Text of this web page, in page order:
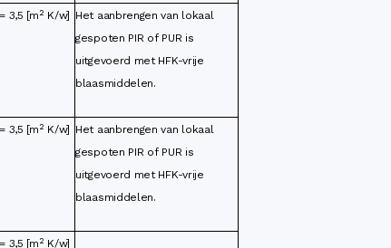
3,5 [m2 K/w]
Het aanbrengen van lokaal
gespoten PIR of PUR is
uitgevoerd met HFK-vrije
blaasmiddelen.
3,5 [m2 K/w]
Het aanbrengen van lokaal
gespoten PIR of PUR is
uitgevoerd met HFK-vrije
blaasmiddelen.
3,5 [m2 K/w]